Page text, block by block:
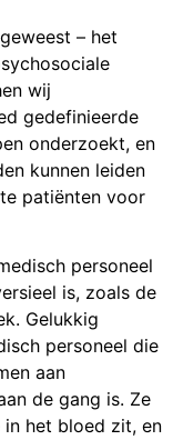
– het
wij
gedefinieerde
onderzoekt, en
kunnen leiden
patiënten voor
personeel
is, zoals de
Gelukkig
personeel die
aan
de gang is. Ze
het bloed zit, en